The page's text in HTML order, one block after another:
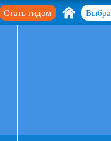
Стать гидом